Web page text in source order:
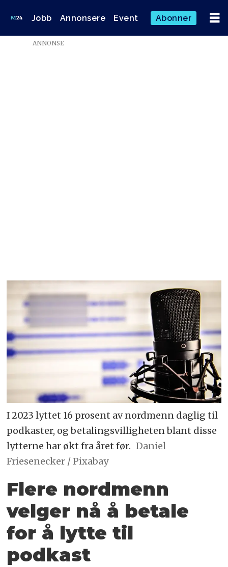
Jobb Annonsere Event Abonner
ANNONSE
I 2023 lyttet 16 prosent av nordmenn daglig til
podkaster, og betalingsvilligheten blant disse
lytterne har økt fra året før. Daniel
Friesenecker / Pixabay
Flere nordmenn
velger nå å betale
for å lytte til
podkast